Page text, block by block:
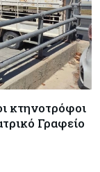
05-08-2026
κύκλου
05-08-2026
με πέρσι
κτηνοτρόφοι
Γραφείο